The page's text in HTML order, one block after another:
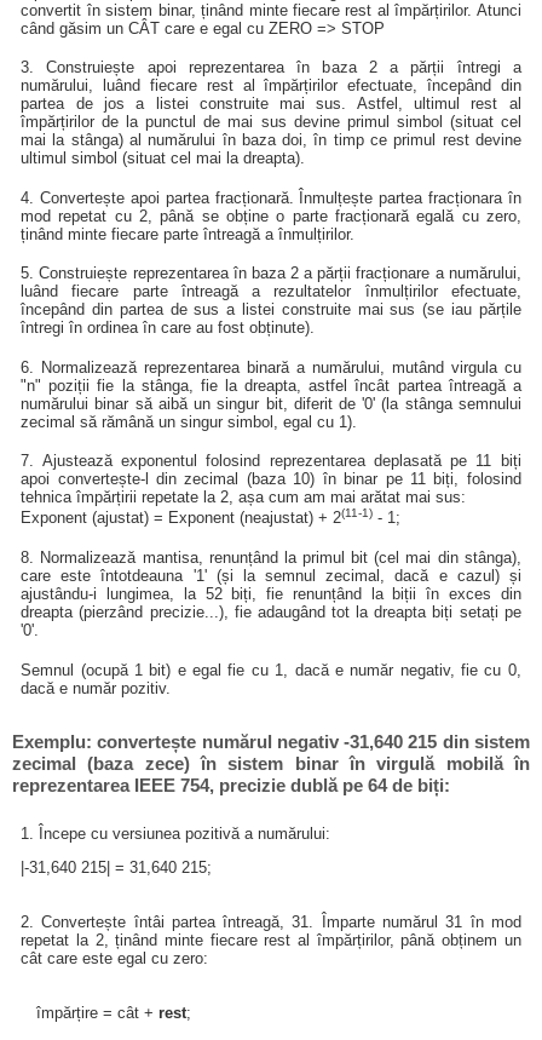
convertit în sistem binar, ținând minte fiecare rest al împărțirilor. Atunci
când găsim un CÂT care e egal cu ZERO => STOP
3. Construiește apoi reprezentarea în baza 2 a părții întregi a
numărului, luând fiecare rest al împărțirilor efectuate, începând din
partea de jos a listei construite mai sus. Astfel, ultimul rest al
împărțirilor de la punctul de mai sus devine primul simbol (situat cel
mai la stânga) al numărului în baza doi, în timp ce primul rest devine
ultimul simbol (situat cel mai la dreapta).
4. Convertește apoi partea fracționară. Înmulțește partea fracționara în
mod repetat cu 2, până se obține o parte fracționară egală cu zero,
ținând minte fiecare parte întreagă a înmulțirilor.
5. Construiește reprezentarea în baza 2 a părții fracționare a numărului,
luând fiecare parte întreagă a rezultatelor înmulțirilor efectuate,
începând din partea de sus a listei construite mai sus (se iau părțile
întregi în ordinea în care au fost obținute).
6. Normalizează reprezentarea binară a numărului, mutând virgula cu
"n" poziții fie la stânga, fie la dreapta, astfel încât partea întreagă a
numărului binar să aibă un singur bit, diferit de '0' (la stânga semnului
zecimal să rămână un singur simbol, egal cu 1).
7. Ajustează exponentul folosind reprezentarea deplasată pe 11 biți
apoi convertește-l din zecimal (baza 10) în binar pe 11 biți, folosind
tehnica împărțirii repetate la 2, așa cum am mai arătat mai sus:
Exponent (ajustat) = Exponent (neajustat) + 2(11-1) - 1;
8. Normalizează mantisa, renunțând la primul bit (cel mai din stânga),
care este întotdeauna '1' (și la semnul zecimal, dacă e cazul) și
ajustându-i lungimea, la 52 biți, fie renunțând la biții în exces din
dreapta (pierzând precizie...), fie adaugând tot la dreapta biți setați pe
'0'.
Semnul (ocupă 1 bit) e egal fie cu 1, dacă e număr negativ, fie cu 0,
dacă e număr pozitiv.
Exemplu: convertește numărul negativ -31,640 215 din sistem
zecimal (baza zece) în sistem binar în virgulă mobilă în
reprezentarea IEEE 754, precizie dublă pe 64 de biți:
1. Începe cu versiunea pozitivă a numărului:
|-31,640 215| = 31,640 215;
2. Convertește întâi partea întreagă, 31. Împarte numărul 31 în mod
repetat la 2, ținând minte fiecare rest al împărțirilor, până obținem un
cât care este egal cu zero:
împărțire = cât + rest;